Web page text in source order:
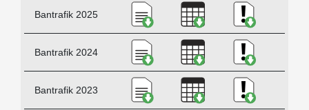
Bantrafik 2025 Ladda ner Bantrafik 2025,
Ladda ner Bantrafik
Ladda ner
Bantrafik 2024 Ladda ner Bantrafik 2024,
Ladda ner Bantrafik
Ladda ner ,
Bantrafik 2023 Ladda ner Bantrafik 2023,
Ladda ner Bantrafik
Ladda ner